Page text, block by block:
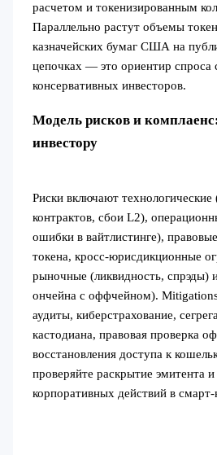
расчетом и токенизированным
Параллельно растут объемы
казначейских бумаг США на
цепочках — это ориентир спроса
консервативных инвесторов.
Модель рисков и
инвестору
Риски включают
контрактов, сбои L2),
ошибки в вайтлистинге),
токена, кросс-юрисдикционные
рыночные (ликвидность, спрэды)
ончейна с оффчейном).
аудиты, киберстрахование,
кастодиана, правовая проверка
восстановления доступа к
проверяйте раскрытие эмитента и
корпоративных действий в смарт-